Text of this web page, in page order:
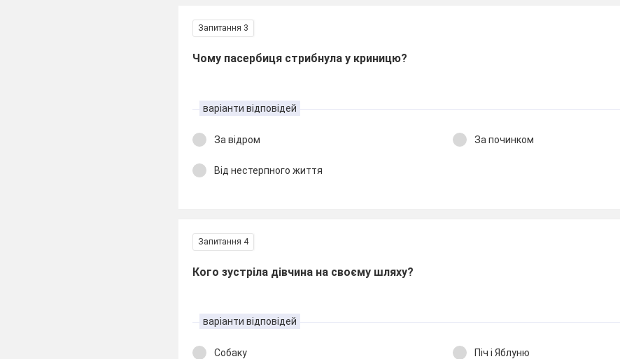
Запитання 3
Чому пасербиця стрибнула у криницю?
варіанти відповідей
За відром За починком
Від нестерпного життя
Запитання 4
Кого зустріла дівчина на своєму шляху?
варіанти відповідей
Собаку Піч і Яблуню